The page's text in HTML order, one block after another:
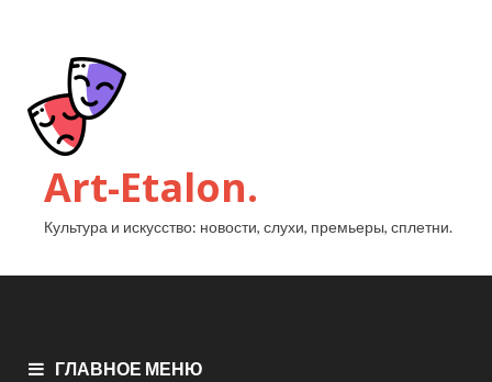
Art-Etalon.
Культура и искусство: новости, слухи, премьеры, сплетни.
ГЛАВНОЕ МЕНЮ